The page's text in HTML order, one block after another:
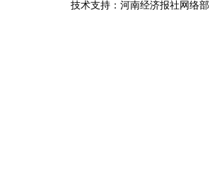
技术支持：河南经济报社网络部